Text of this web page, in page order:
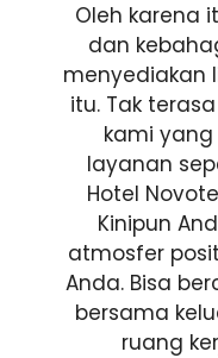
Oleh karena
dan
menyediakan
itu. Tak
kami
layanan
Hotel
Kinipun
atmosfer
Anda. Bisa
bersama
ruang